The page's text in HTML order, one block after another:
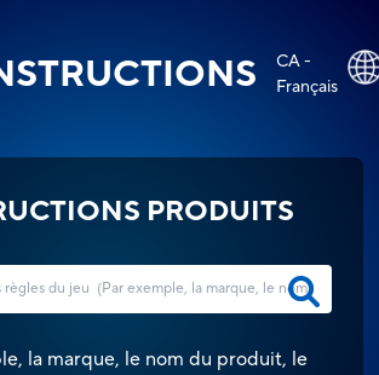
CA -
Français
PRODUITS
la marque, le nom du produit, le